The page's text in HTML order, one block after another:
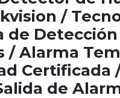
/
de
/ Alarma
Certificada
de